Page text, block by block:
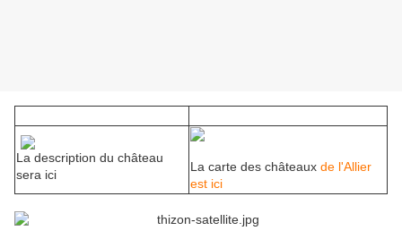
La description du château
sera ici
La carte des châteaux de l'Allier
est ici